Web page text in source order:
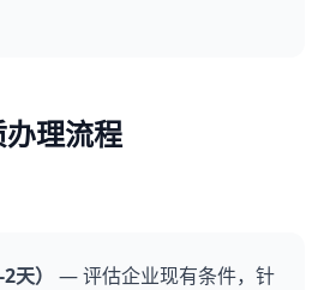
理流程
天）
— 评估企业现有条件，针